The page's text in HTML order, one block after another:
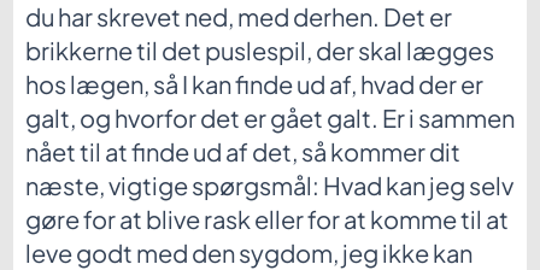
du har skrevet ned, med derhen. Det er
brikkerne til det puslespil, der skal lægges
hos lægen, så I kan finde ud af, hvad der er
galt, og hvorfor det er gået galt. Er i sammen
nået til at finde ud af det, så kommer dit
næste, vigtige spørgsmål: Hvad kan jeg selv
gøre for at blive rask eller for at komme til at
leve godt med den sygdom, jeg ikke kan